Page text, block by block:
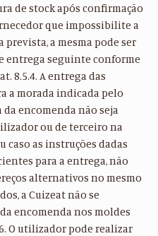
de stock após confirmação
que impossibilite a
a mesma pode ser
entrega seguinte conforme
8.5.4. A entrega das
a morada indicada pelo
encomenda não seja
ou de terceiro na
caso as instruções dadas
para a entrega, não
alternativos no mesmo
a Cuizeat não se
encomenda nos moldes
O utilizador pode realizar